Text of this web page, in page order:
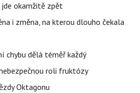
okamžitě zpět
i změna, na kterou dlouho čekala
chybu dělá téměř každý
roli fruktózy
Oktagonu